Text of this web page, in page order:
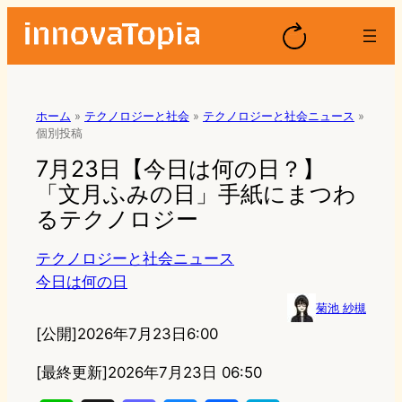
ホーム » テクノロジーと社会 » テクノロジーと社会ニュース »
個別投稿
7月23日【今日は何の日？】
「文月ふみの日」手紙にまつわ
るテクノロジー
テクノロジーと社会ニュース
今日は何の日
菊池 紗槻
[公開]2026年7月23日6:00
[最終更新]2026年7月23日 06:50